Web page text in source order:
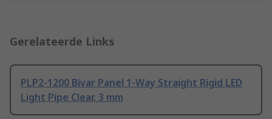
Gerelateerde Links
PLP2-1200 Bivar Panel 1-Way Straight Rigid LED
Light Pipe Clear, 3 mm